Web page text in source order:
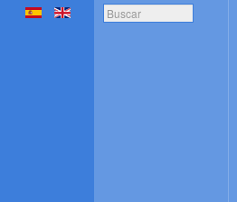
Buscar...